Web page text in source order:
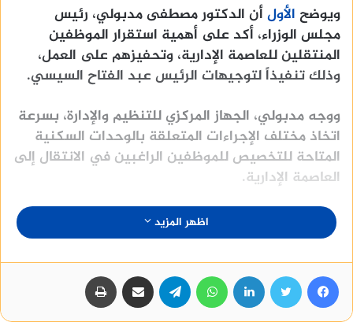
ويوضح الأولأن الدكتور مصطفى مدبولي، رئيس
مجلس الوزراء، أكد على أهمية استقرار الموظفين
المنتقلين للعاصمة الإدارية، وتحفيزهم على العمل،
وذلك تنفيذاً لتوجيهات الرئيس عبد الفتاح السيسي.
ووجه مدبولي، الجهاز المركزي للتنظيم والإدارة، بسرعة
اتخاذ مختلف الإجراءات المتعلقة بالوحدات السكنية
المتاحة للتخصيص للموظفين الراغبين في الانتقال إلى
العاصمة الإدارية.
سكني تم إنشاؤه في العاصمة الإدارية الجديدة،
ويشتمل على أكثر من 24 ألف وحدة سكنية، بمختلف
المستويات، تم بيعها بالكامل تقريبًا.
اظهر المزيد